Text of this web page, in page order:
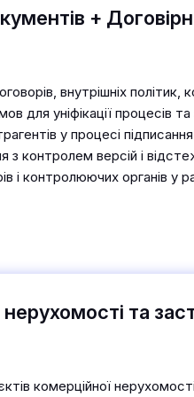
+
внутрішніх
для уніфікації процесів
у процесі
контролем версій і
і контролюючих органів у
та
комерційної